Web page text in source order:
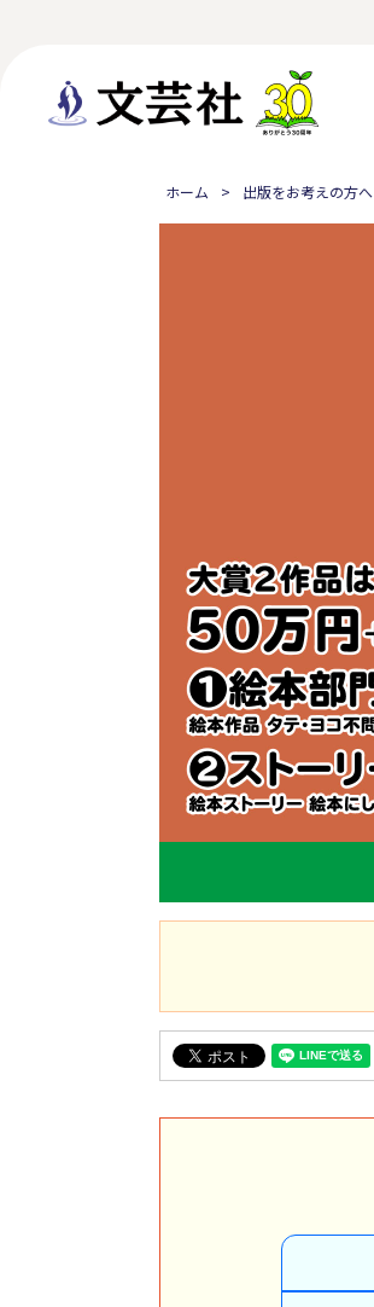
ホーム 出版をお考えの方へ